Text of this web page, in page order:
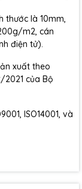
thước là 10mm,
m2, cán
điện tử).
xuất theo
của Bộ
ISO14001, và